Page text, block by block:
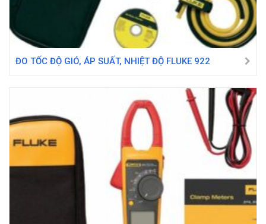
ĐO TỐC ĐỘ GIÓ, ÁP SUẤT, NHIỆT ĐỘ FLUKE 922